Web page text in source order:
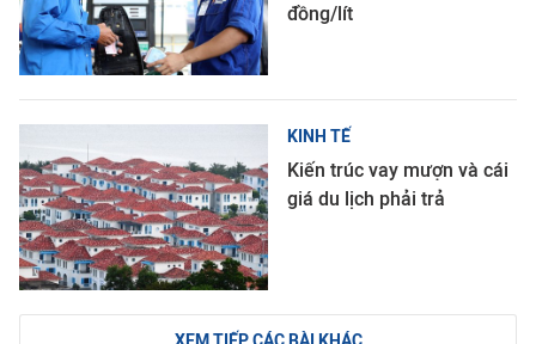
đồng/lít
KINH TẾ
Kiến trúc vay mượn và cái
giá du lịch phải trả